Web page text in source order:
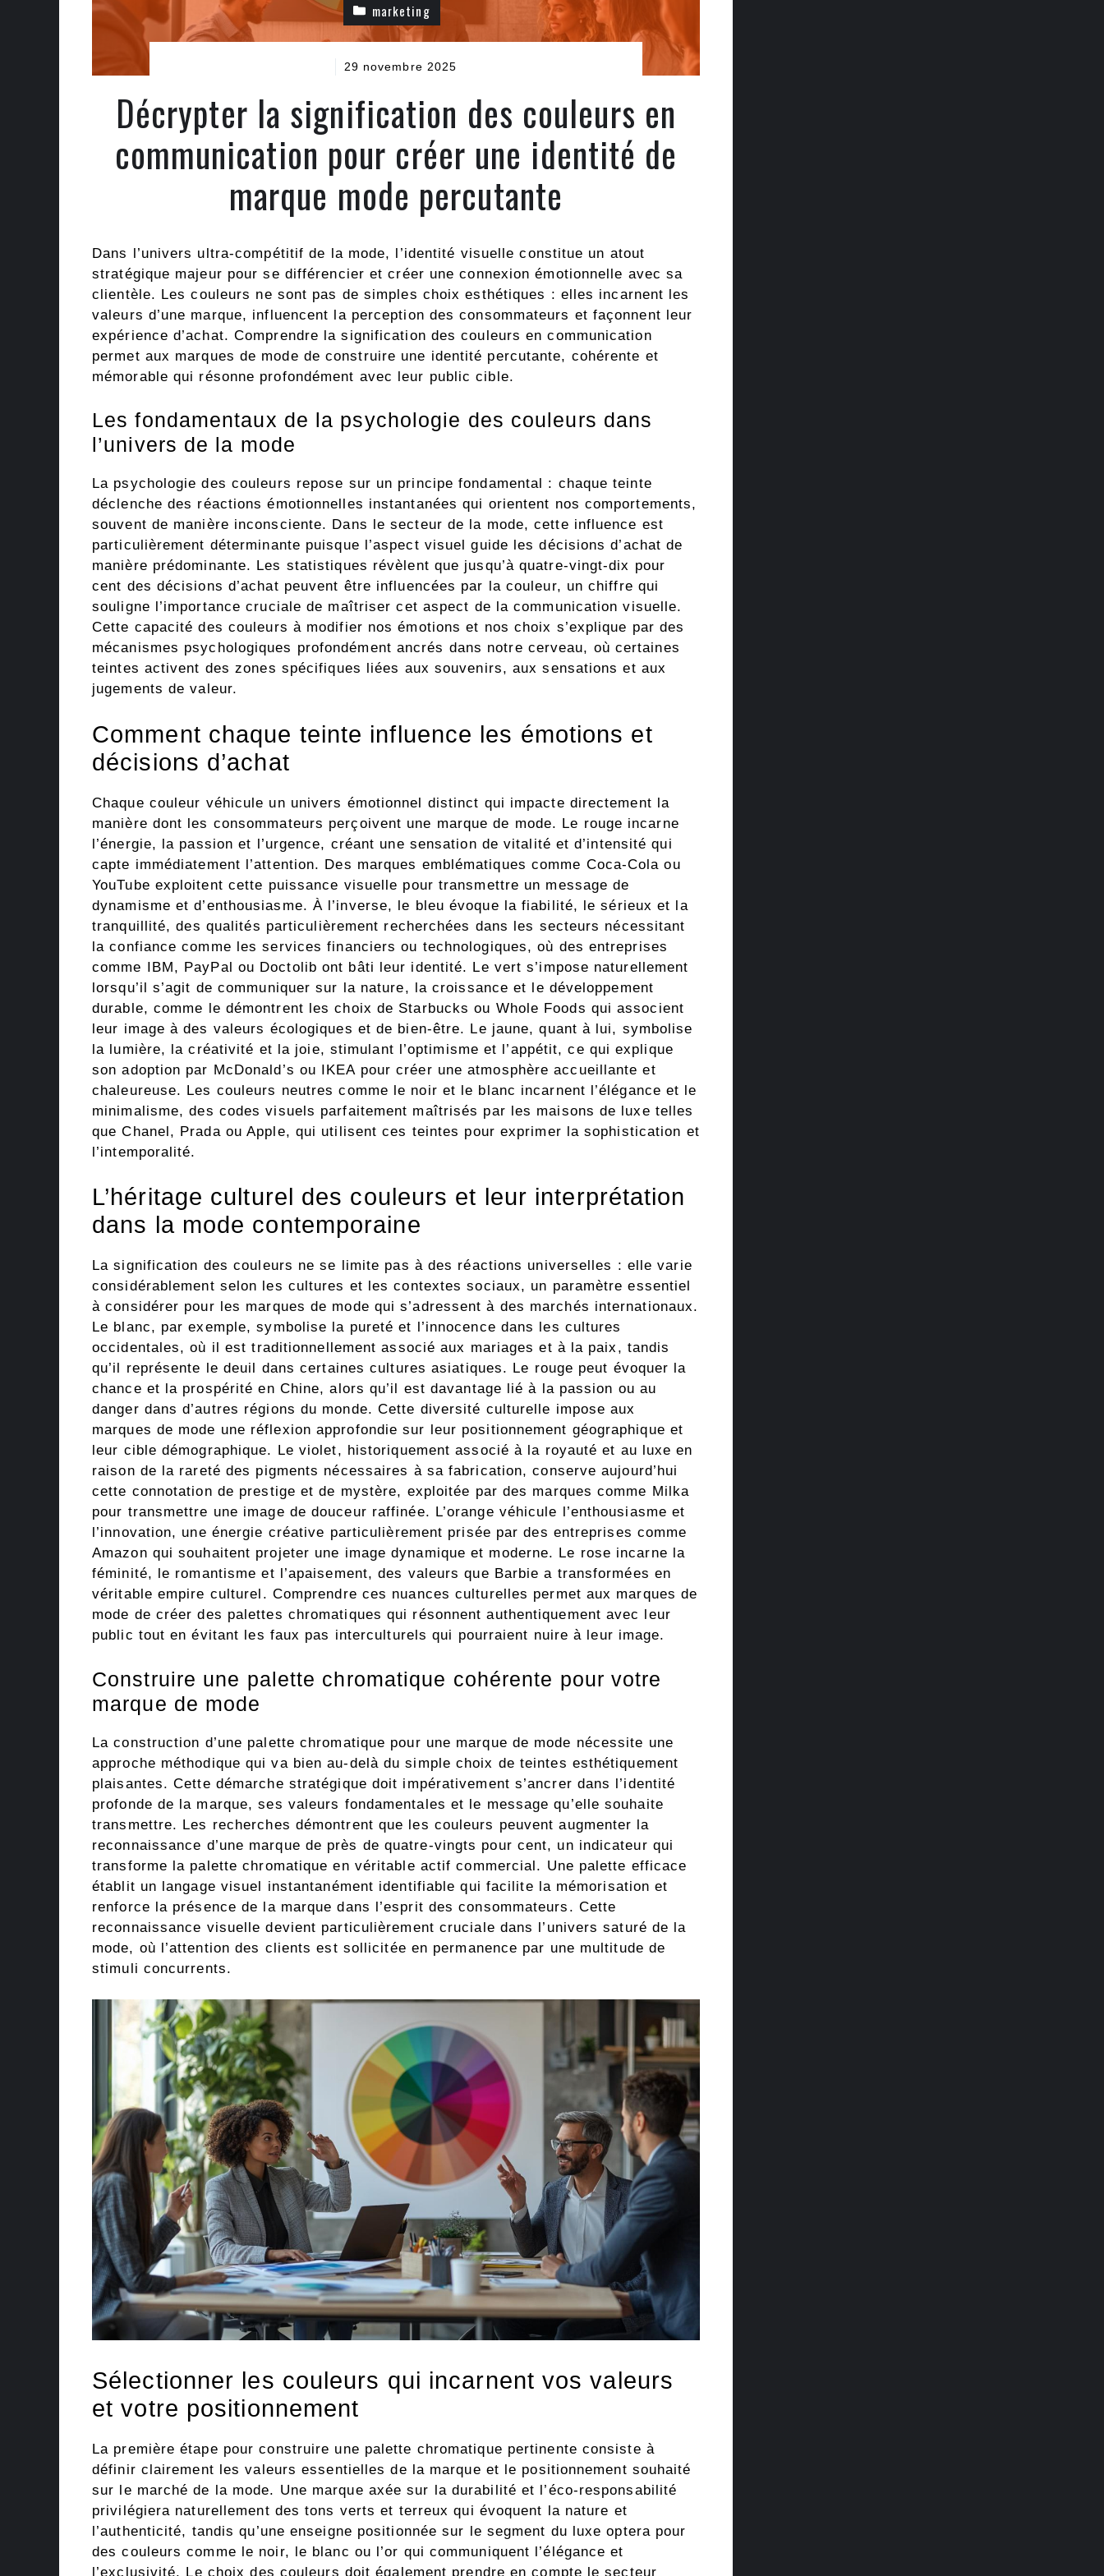
marketing
29 novembre 2025
Décrypter la signification des couleurs en
communication pour créer une identité de
marque mode percutante
Dans l’univers ultra-compétitif de la mode, l’identité visuelle constitue un atout
stratégique majeur pour se différencier et créer une connexion émotionnelle avec sa
clientèle. Les couleurs ne sont pas de simples choix esthétiques : elles incarnent les
valeurs d’une marque, influencent la perception des consommateurs et façonnent leur
expérience d’achat. Comprendre la signification des couleurs en communication
permet aux marques de mode de construire une identité percutante, cohérente et
mémorable qui résonne profondément avec leur public cible.
Les fondamentaux de la psychologie des couleurs dans
l’univers de la mode
La psychologie des couleurs repose sur un principe fondamental : chaque teinte
déclenche des réactions émotionnelles instantanées qui orientent nos comportements,
souvent de manière inconsciente. Dans le secteur de la mode, cette influence est
particulièrement déterminante puisque l’aspect visuel guide les décisions d’achat de
manière prédominante. Les statistiques révèlent que jusqu’à quatre-vingt-dix pour
cent des décisions d’achat peuvent être influencées par la couleur, un chiffre qui
souligne l’importance cruciale de maîtriser cet aspect de la communication visuelle.
Cette capacité des couleurs à modifier nos émotions et nos choix s’explique par des
mécanismes psychologiques profondément ancrés dans notre cerveau, où certaines
teintes activent des zones spécifiques liées aux souvenirs, aux sensations et aux
jugements de valeur.
Comment chaque teinte influence les émotions et
décisions d’achat
Chaque couleur véhicule un univers émotionnel distinct qui impacte directement la
manière dont les consommateurs perçoivent une marque de mode. Le rouge incarne
l’énergie, la passion et l’urgence, créant une sensation de vitalité et d’intensité qui
capte immédiatement l’attention. Des marques emblématiques comme Coca-Cola ou
YouTube exploitent cette puissance visuelle pour transmettre un message de
dynamisme et d’enthousiasme. À l’inverse, le bleu évoque la fiabilité, le sérieux et la
tranquillité, des qualités particulièrement recherchées dans les secteurs nécessitant
la confiance comme les services financiers ou technologiques, où des entreprises
comme IBM, PayPal ou Doctolib ont bâti leur identité. Le vert s’impose naturellement
lorsqu’il s’agit de communiquer sur la nature, la croissance et le développement
durable, comme le démontrent les choix de Starbucks ou Whole Foods qui associent
leur image à des valeurs écologiques et de bien-être. Le jaune, quant à lui, symbolise
la lumière, la créativité et la joie, stimulant l’optimisme et l’appétit, ce qui explique
son adoption par McDonald’s ou IKEA pour créer une atmosphère accueillante et
chaleureuse. Les couleurs neutres comme le noir et le blanc incarnent l’élégance et le
minimalisme, des codes visuels parfaitement maîtrisés par les maisons de luxe telles
que Chanel, Prada ou Apple, qui utilisent ces teintes pour exprimer la sophistication et
l’intemporalité.
L’héritage culturel des couleurs et leur interprétation
dans la mode contemporaine
La signification des couleurs ne se limite pas à des réactions universelles : elle varie
considérablement selon les cultures et les contextes sociaux, un paramètre essentiel
à considérer pour les marques de mode qui s’adressent à des marchés internationaux.
Le blanc, par exemple, symbolise la pureté et l’innocence dans les cultures
occidentales, où il est traditionnellement associé aux mariages et à la paix, tandis
qu’il représente le deuil dans certaines cultures asiatiques. Le rouge peut évoquer la
chance et la prospérité en Chine, alors qu’il est davantage lié à la passion ou au
danger dans d’autres régions du monde. Cette diversité culturelle impose aux
marques de mode une réflexion approfondie sur leur positionnement géographique et
leur cible démographique. Le violet, historiquement associé à la royauté et au luxe en
raison de la rareté des pigments nécessaires à sa fabrication, conserve aujourd’hui
cette connotation de prestige et de mystère, exploitée par des marques comme Milka
pour transmettre une image de douceur raffinée. L’orange véhicule l’enthousiasme et
l’innovation, une énergie créative particulièrement prisée par des entreprises comme
Amazon qui souhaitent projeter une image dynamique et moderne. Le rose incarne la
féminité, le romantisme et l’apaisement, des valeurs que Barbie a transformées en
véritable empire culturel. Comprendre ces nuances culturelles permet aux marques de
mode de créer des palettes chromatiques qui résonnent authentiquement avec leur
public tout en évitant les faux pas interculturels qui pourraient nuire à leur image.
Construire une palette chromatique cohérente pour votre
marque de mode
La construction d’une palette chromatique pour une marque de mode nécessite une
approche méthodique qui va bien au-delà du simple choix de teintes esthétiquement
plaisantes. Cette démarche stratégique doit impérativement s’ancrer dans l’identité
profonde de la marque, ses valeurs fondamentales et le message qu’elle souhaite
transmettre. Les recherches démontrent que les couleurs peuvent augmenter la
reconnaissance d’une marque de près de quatre-vingts pour cent, un indicateur qui
transforme la palette chromatique en véritable actif commercial. Une palette efficace
établit un langage visuel instantanément identifiable qui facilite la mémorisation et
renforce la présence de la marque dans l’esprit des consommateurs. Cette
reconnaissance visuelle devient particulièrement cruciale dans l’univers saturé de la
mode, où l’attention des clients est sollicitée en permanence par une multitude de
stimuli concurrents.
Sélectionner les couleurs qui incarnent vos valeurs
et votre positionnement
La première étape pour construire une palette chromatique pertinente consiste à
définir clairement les valeurs essentielles de la marque et le positionnement souhaité
sur le marché de la mode. Une marque axée sur la durabilité et l’éco-responsabilité
privilégiera naturellement des tons verts et terreux qui évoquent la nature et
l’authenticité, tandis qu’une enseigne positionnée sur le segment du luxe optera pour
des couleurs comme le noir, le blanc ou l’or qui communiquent l’élégance et
l’exclusivité. Le choix des couleurs doit également prendre en compte le secteur